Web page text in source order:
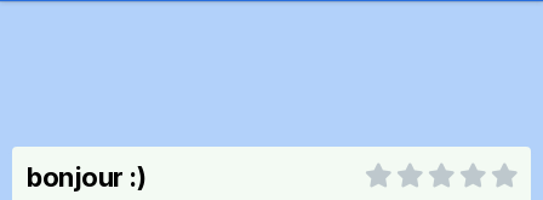
bonjour :)